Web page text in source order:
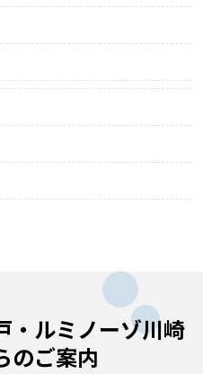
・ルミノーゾ川崎
のご案内